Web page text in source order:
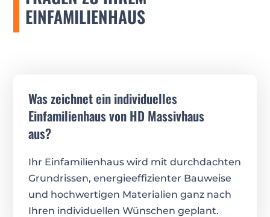
EINFAMILIENHAUS
Was zeichnet ein individuelles
Einfamilienhaus von HD Massivhaus
aus?
Ihr Einfamilienhaus wird mit durchdachten
Grundrissen, energieeffizienter Bauweise
und hochwertigen Materialien ganz nach
Ihren individuellen Wünschen geplant.